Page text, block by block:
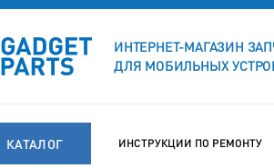
ИНТЕРНЕТ-МАГАЗИН
ДЛЯ МОБИЛЬНЫХ
КАТАЛОГ ИНСТРУКЦИИ ПО РЕМОНТУ